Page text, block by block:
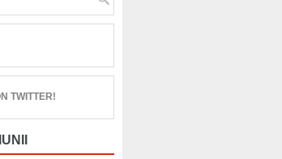
TWITTER!